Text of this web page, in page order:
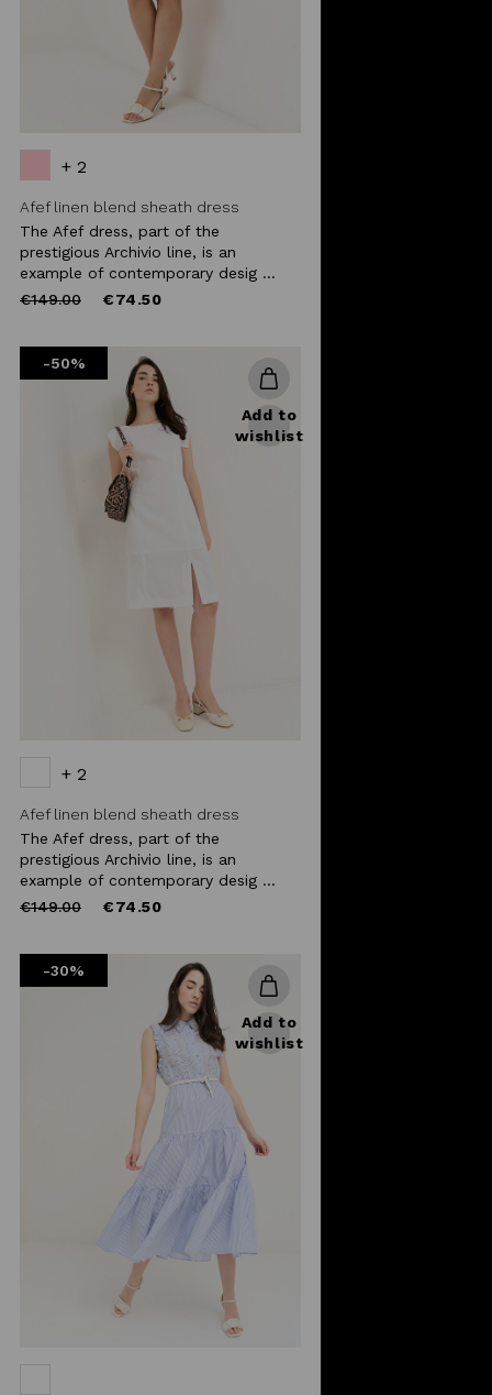
+ 2
Afef linen blend sheath dress
The Afef dress, part of the
prestigious Archivio line, is an
example of contemporary desig ...
Price
€149.00to €74.50
-50%
Add to
wishlist
+ 2
Afef linen blend sheath dress
The Afef dress, part of the
prestigious Archivio line, is an
example of contemporary desig ...
Price
€149.00to €74.50
-30%
Add to
wishlist